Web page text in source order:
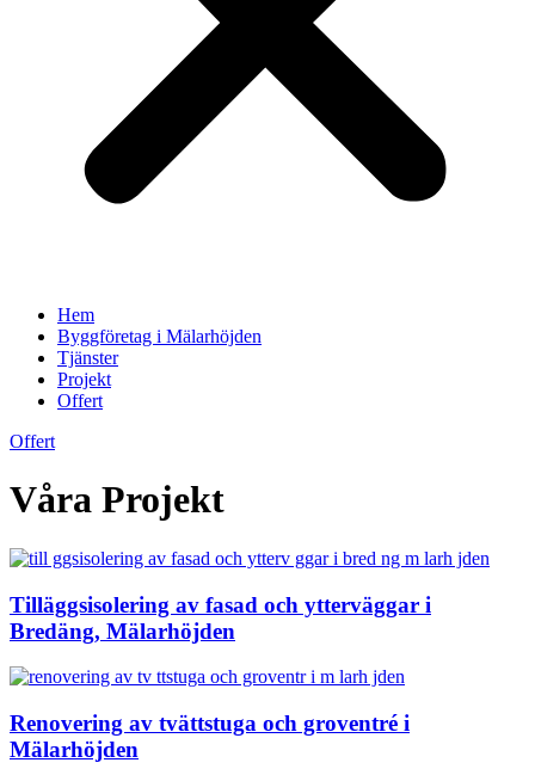
Hem
Byggföretag i Mälarhöjden
Tjänster
Projekt
Offert
Offert
Våra Projekt
Tilläggsisolering av fasad och ytterväggar i
Bredäng, Mälarhöjden
Renovering av tvättstuga och groventré i
Mälarhöjden